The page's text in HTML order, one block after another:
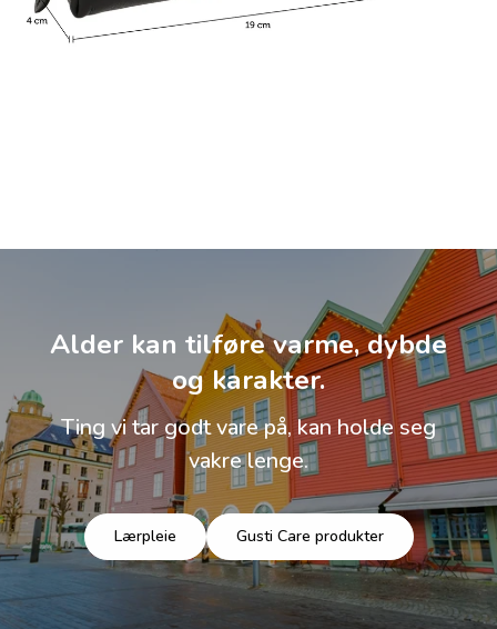
Alder kan tilføre varme, dybde
og karakter.
Ting vi tar godt vare på, kan holde seg
vakre lenge.
Lærpleie Gusti Care produkter